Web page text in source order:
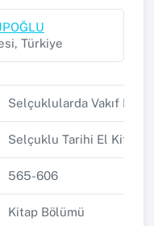
Türkiye
Selçuklularda Vakıf
Selçuklu Tarihi El Kitabı
565-606
Kitap Bölümü